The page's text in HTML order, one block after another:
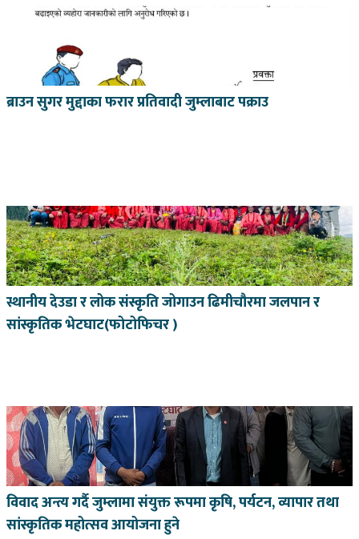
ब्राउन सुगर मुद्दाका फरार प्रतिवादी जुम्लाबाट पक्राउ
स्थानीय देउडा र लोक संस्कृति जोगाउन ढिमीचौरमा जलपान र
सांस्कृतिक भेटघाट(फोटोफिचर )
विवाद अन्त्य गर्दै जुम्लामा संयुक्त रूपमा कृषि, पर्यटन, व्यापार तथा
सांस्कृतिक महोत्सव आयोजना हुने